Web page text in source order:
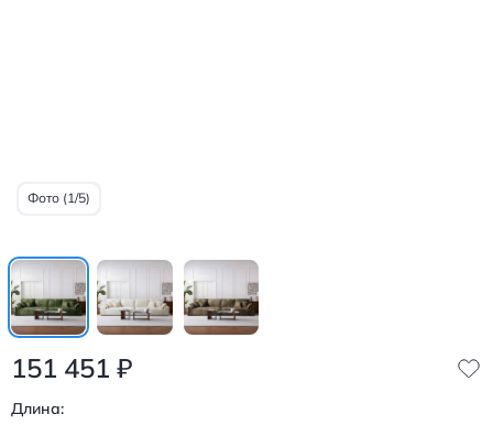
Фото (1/5)
151 451 ₽
Длина: